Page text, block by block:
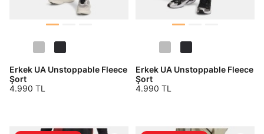
Erkek UA Unstoppable Fleece
Şort
4.990 TL
Erkek UA Unstoppable Fleece
Şort
4.990 TL